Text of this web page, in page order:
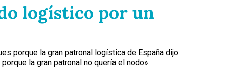
logístico por un
porque la gran patronal logística de España dijo
la gran patronal no quería el nodo».